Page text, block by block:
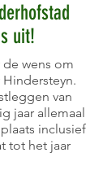
uit!
wens om
van
jaar allemaal
inclusief
tot het jaar